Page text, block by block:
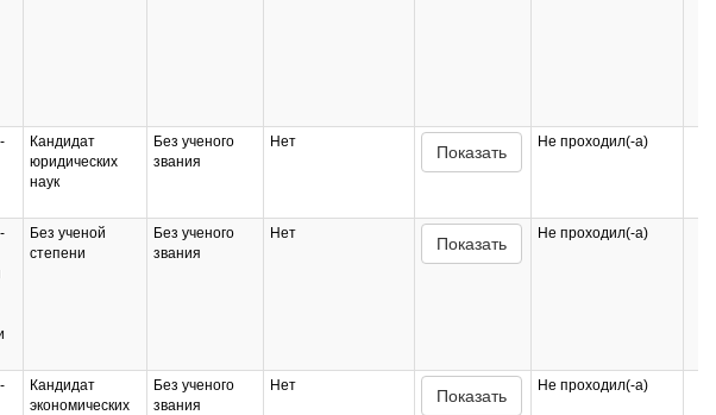
Кандидат
юридических
наук
Без ученого
звания
Нет
Показать
Не проходил(-а)
Без ученой
степени
Без ученого
звания
Нет
Показать
Не проходил(-а)
Кандидат
экономических
Без ученого
звания
Нет
Показать
Не проходил(-а)